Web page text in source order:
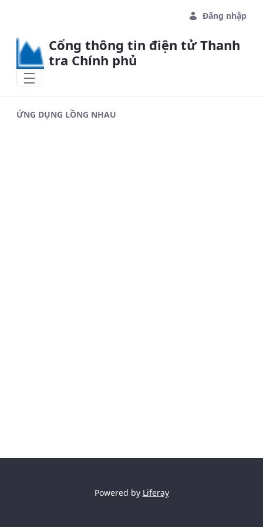
Đăng nhập
Cổng thông tin điện tử Thanh
tra Chính phủ
ỨNG DỤNG LỒNG NHAU
Powered by Liferay